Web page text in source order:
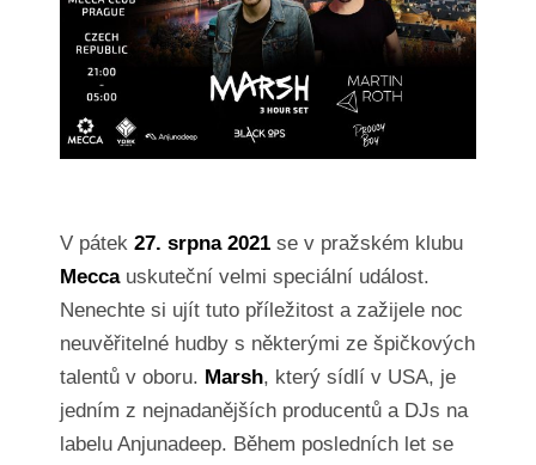
V pátek 27. srpna 2021 se v pražském klubu
Meccauskuteční velmi speciální událost.
Nenechte si ujít tuto příležitost a zažijele noc
neuvěřitelné hudby s některými ze špičkových
talentů v oboru. Marsh, který sídlí v USA, je
jedním z nejnadanějších producentů a DJs na
labelu Anjunadeep. Během posledních let se